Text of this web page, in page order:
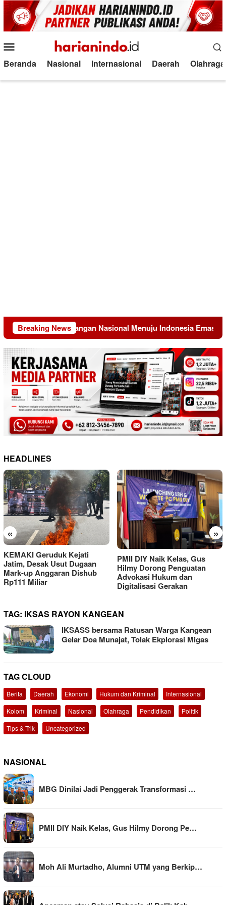
Loncat
ke
konten
Mobile
Beranda Nasional Internasional Daerah Olahraga
Breaking News
Sistem Pangan Nasional Menuju Indonesia Emas 2045
HEADLINES
« »
KEMAKI Geruduk Kejati
Jatim, Desak Usut Dugaan
Mark-up Anggaran Dishub
Rp111 Miliar
PMII DIY Naik Kelas, Gus
Hilmy Dorong Penguatan
Advokasi Hukum dan
Digitalisasi Gerakan
TAG: IKSAS RAYON KANGEAN
IKSASS bersama Ratusan Warga Kangean
Gelar Doa Munajat, Tolak Ekplorasi Migas
TAG CLOUD
Berita Daerah Ekonomi Hukum dan Kriminal
Internasional
Kolom
Kriminal Nasional Olahraga Pendidikan
Politik
Tips & Trik
Uncategorized
NASIONAL
MBG Dinilai Jadi Penggerak Transformasi …
PMII DIY Naik Kelas, Gus Hilmy Dorong Pe…
Moh Ali Murtadho, Alumni UTM yang Berkip…